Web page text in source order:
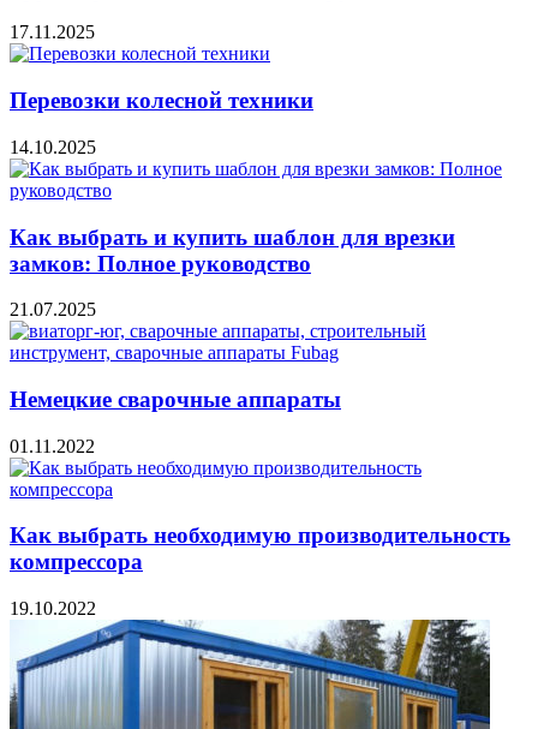
17.11.2025
Перевозки колесной техники
14.10.2025
Как выбрать и купить шаблон для врезки
замков: Полное руководство
21.07.2025
Немецкие сварочные аппараты
01.11.2022
Как выбрать необходимую производительность
компрессора
19.10.2022